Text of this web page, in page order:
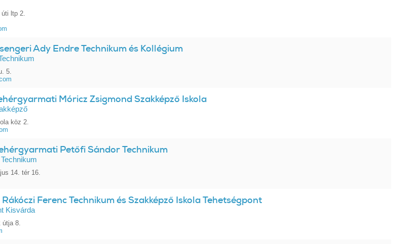
úti ltp 2.
Ady Endre Technikum és Kollégium
5.
Móricz Zsigmond Szakképző Iskola
köz 2.
Petőfi Sándor Technikum
14. tér 16.
Ferenc Technikum és Szakképző Iskola Tehetségpont
Kisvárda
útja 8.